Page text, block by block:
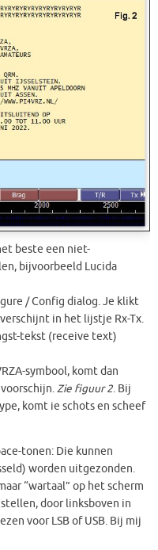
beste een niet-
bijvoorbeeld Lucida
/ Config dialog. Je klikt
in het lijstje Rx-Tx.
tekst (receive text)
symbool, komt dan
Zie figuur 2. Bij
komt ie schots en scheef
tonen: Die kunnen
worden uitgezonden.
“wartaal” op het scherm
door linksboven in
voor LSB of USB. Bij mij